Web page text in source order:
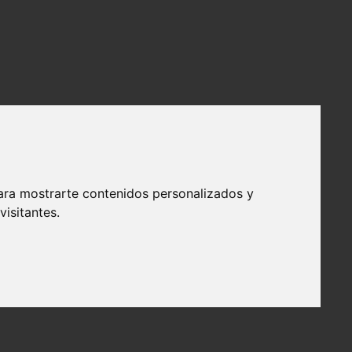
mostrarte contenidos personalizados y